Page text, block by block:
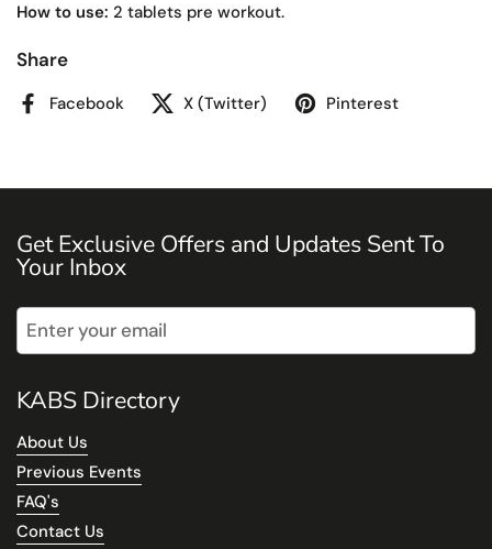
How to use: 2 tablets pre workout.
Share
Facebook X (Twitter) Pinterest
Get Exclusive Offers and Updates Sent To
Your Inbox
KABS Directory
About Us
Previous Events
FAQ's
Contact Us